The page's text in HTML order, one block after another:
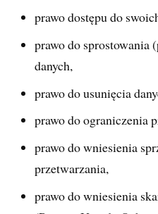
prawo dostępu do
prawo do sprostowania
danych,
prawo do usunięcia
prawo do ograniczenia
prawo do wniesienia
przetwarzania,
prawo do wniesienia